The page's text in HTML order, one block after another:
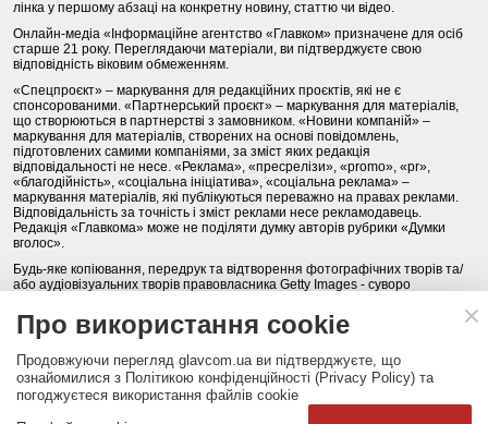
лінка у першому абзаці на конкретну новину, статтю чи відео.
Онлайн-медіа «Інформаційне агентство «Главком» призначене для осіб
старше 21 року. Переглядаючи матеріали, ви підтверджуєте свою
відповідність віковим обмеженням.
«Спецпроєкт» – маркування для редакційних проєктів, які не є
спонсорованими. «Партнерський проєкт» – маркування для матеріалів,
що створюються в партнерстві з замовником. «Новини компаній» –
маркування для матеріалів, створених на основі повідомлень,
підготовлених самими компаніями, за зміст яких редакція
відповідальності не несе. «Реклама», «пресрелізи», «promo», «pr»,
«благодійність», «соціальна ініціатива», «соціальна реклама» –
маркування матеріалів, які публікуються переважно на правах реклами.
Відповідальність за точність і зміст реклами несе рекламодавець.
Редакція «Главкома» може не поділяти думку авторів рубрики «Думки
вголос».
Будь-яке копіювання, передрук та відтворення фотографічних творів та/
або аудіовізуальних творів правовласника Getty Images - суворо
Політика конфіденційності (Privacy Policy). Правила сайту
КОНТАКТИ НАША КОМАНДА АРХІВ
Партнери:DepositPhotos.com,opendatabot.ua
Про використання cookie
Продовжуючи перегляд glavcom.ua ви підтверджуєте, що
ознайомилися з Політикою конфіденційності (Privacy Policy) та
погоджуєтеся використання файлів cookie